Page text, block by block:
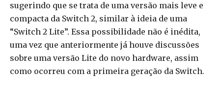
sugerindo que se trata de uma versão mais leve e
compacta da Switch 2, similar à ideia de uma
“Switch 2 Lite”. Essa possibilidade não é inédita,
uma vez que anteriormente já houve discussões
sobre uma versão Lite do novo hardware, assim
como ocorreu com a primeira geração da Switch.